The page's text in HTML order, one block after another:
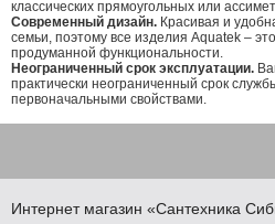
классических прямоугольных или
Современный дизайн. Красивая и
семьи, поэтому все изделия Aquatek –
продуманной функциональности.
Неограниченный срок эксплуатации.
практически неограниченный срок
первоначальными свойствами.
Интернет магазин «Сантехника